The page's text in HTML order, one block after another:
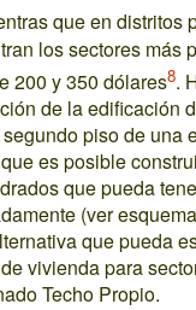
que en distritos
los sectores más
200 y 350 dólares8.
de la edificación
piso de una
es posible
que pueda
(ver
que pueda
vivienda para
Techo Propio.